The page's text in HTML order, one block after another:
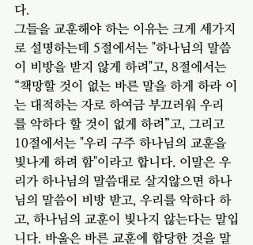
다.
그들을 교훈해야 하는 이유는 크게 세가지
로 설명하는데 5절에서는 "하나님의 말씀
이 비방을 받지 않게 하려"고, 8절에서는
“책망할 것이 없는 바른 말을 하게 하라 이
는 대적하는 자로 하여금 부끄러워 우리
를 악하다 할 것이 없게 하려”고, 그리고
10절에서는 "우리 구주 하나님의 교훈을
빛나게 하려 함"이라고 합니다. 이말은 우
리가 하나님의 말씀대로 살지않으면 하나
님의 말씀이 비방 받고, 우리를 악하다 하
고, 하나님의 교훈이 빛나지 않는다는 말입
니다. 바울은 바른 교훈에 합당한 것을 말